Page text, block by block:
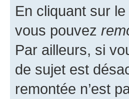
En cliquant sur
vous pouvez
Par ailleurs, si
de sujet est
remontée n’est